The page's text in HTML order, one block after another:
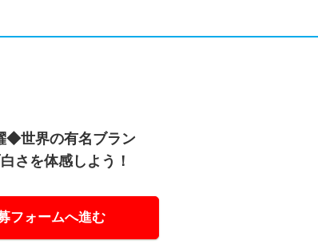
◆世界の有名ブラン
さを体感しよう！
フォームへ進む